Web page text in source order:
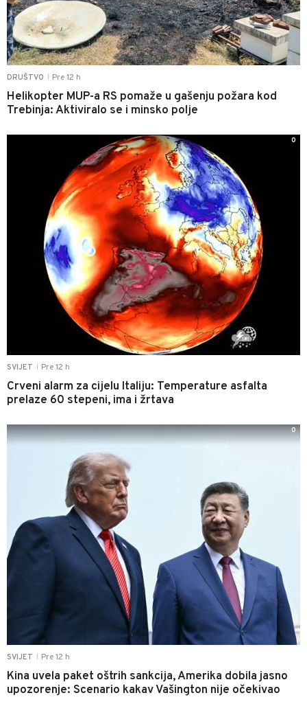
DRUŠTVO Pre 12 h
Helikopter MUP-a RS pomaže u gašenju požara kod
Trebinja: Aktiviralo se i minsko polje
SVIJET Pre 12 h
Crveni alarm za cijelu Italiju: Temperature asfalta
prelaze 60 stepeni, ima i žrtava
0
SVIJET Pre 12 h
Kina uvela paket oštrih sankcija, Amerika dobila jasno
upozorenje: Scenario kakav Vašington nije očekivao
0